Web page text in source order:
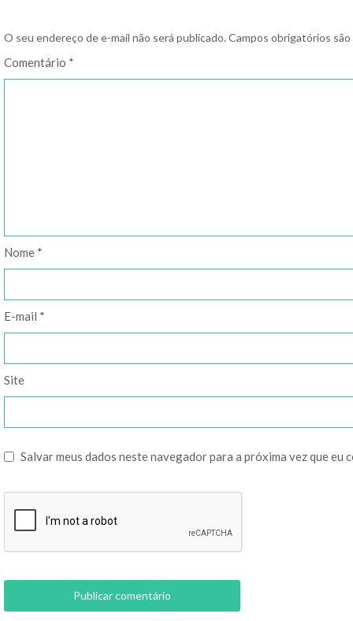
O seu endereço de e-mail não será publicado. Campos obrigatórios
Comentário *
Nome *
E-mail *
Site
Salvar meus dados neste navegador para a próxima vez que eu